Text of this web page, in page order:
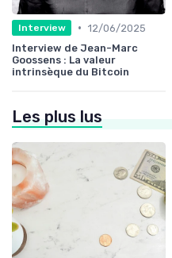
Interview • 12/06/2025
Interview de Jean-Marc
Goossens : La valeur
intrinsèque du Bitcoin
Les plus lus